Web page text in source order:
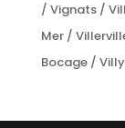
/ Vignats /
Mer /
Bocage /